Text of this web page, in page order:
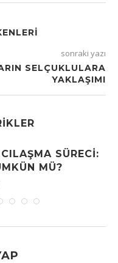
sonraki yazı
SELÇUKLULARA
YAKLAŞIMI
SÜRECI:
MÜ?